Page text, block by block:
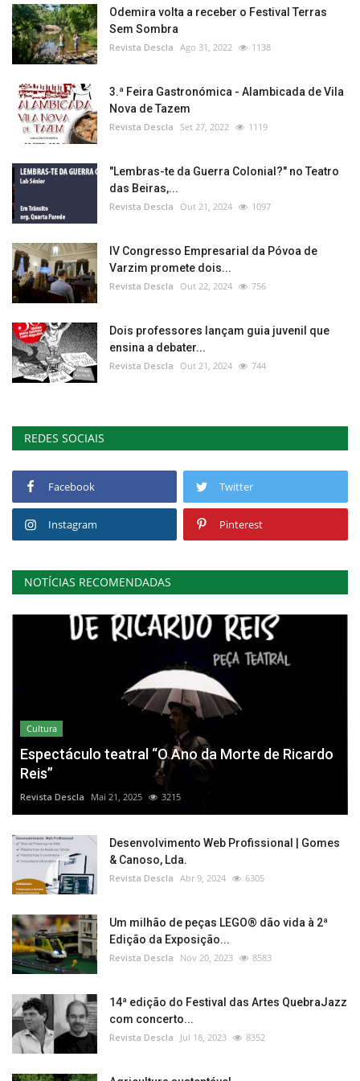
Odemira volta a receber o Festival Terras
Sem Sombra
Revista Descla Ago 31, 2022 1138
3.ª Feira Gastronómica - Alambicada de Vila
Nova de Tazem
Revista Descla Set 27, 2022 1119
"Lembras-te da Guerra Colonial?" no Teatro
das Beiras,...
Revista Descla Out 21, 2024 1097
IV Congresso Empresarial da Póvoa de
Varzim promete dois...
Revista Descla Out 22, 2024 756
Dois professores lançam guia juvenil que
ensina a debater...
Revista Descla Out 21, 2024 744
REDES SOCIAIS
Facebook Twitter
Instagram Pinterest
NOTÍCIAS RECOMENDADAS
Cultura
Espectáculo teatral “O Ano da Morte de Ricardo
Reis”
Revista Descla Mai 21, 2025 3215
Desenvolvimento Web Profissional | Gomes
& Canoso, Lda.
Revista Descla Abr 9, 2024 6305
Um milhão de peças LEGO® dão vida à 2ª
Edição da Exposição...
Revista Descla Nov 20, 2023 8583
14ª edição do Festival das Artes QuebraJazz
com concerto...
Revista Descla Jul 18, 2023 8352